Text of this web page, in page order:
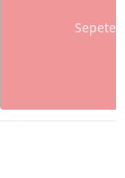
Sepete